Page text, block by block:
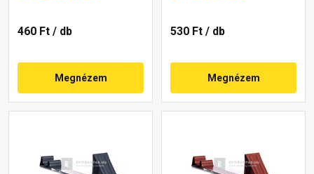
460 Ft / db
Megnézem
530 Ft / db
Megnézem